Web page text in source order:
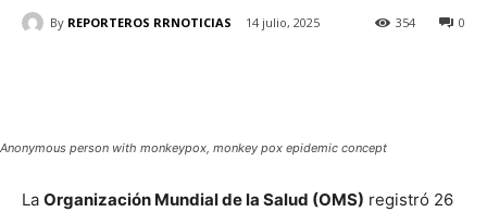
By REPORTEROS RRNOTICIAS 14 julio, 2025 0
354
Anonymous person with monkeypox, monkey pox epidemic concept
La Organización Mundial de la Salud (OMS) registró 26